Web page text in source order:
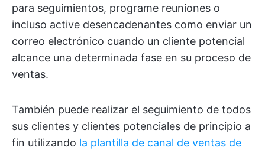
para seguimientos, programe reuniones o
incluso active desencadenantes como enviar un
correo electrónico cuando un cliente potencial
alcance una determinada fase en su proceso de
ventas.
También puede realizar el seguimiento de todos
sus clientes y clientes potenciales de principio a
fin utilizando la plantilla de canal de ventas de